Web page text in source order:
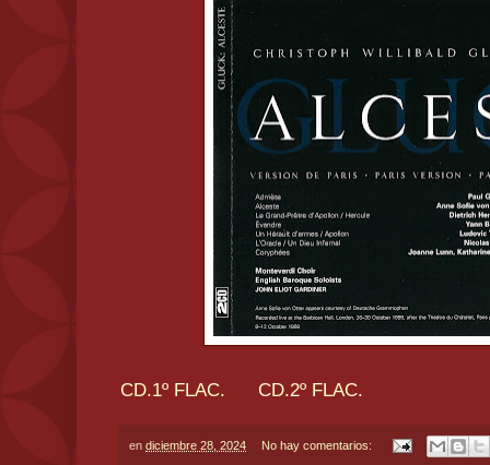
CD.1º FLAC. CD.2º FLAC.
en diciembre 28, 2024 No hay comentarios: